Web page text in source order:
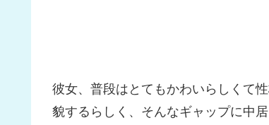
彼女、普段はとてもかわいらしくて
貌するらしく、そんなギャップに中